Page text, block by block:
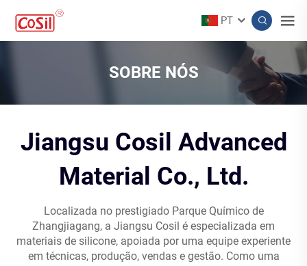
PT
SOBRE NÓS
Jiangsu Cosil Advanced
Material Co., Ltd.
Localizada no prestigiado Parque Químico de
Zhangjiagang, a Jiangsu Cosil é especializada em
materiais de silicone, apoiada por uma equipe experiente
em técnicas, produção, vendas e gestão. Como uma